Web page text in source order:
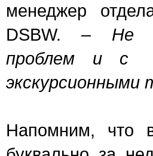
менеджер
DSBW. – Не
проблем и с
экскурсионными
Напомним, что